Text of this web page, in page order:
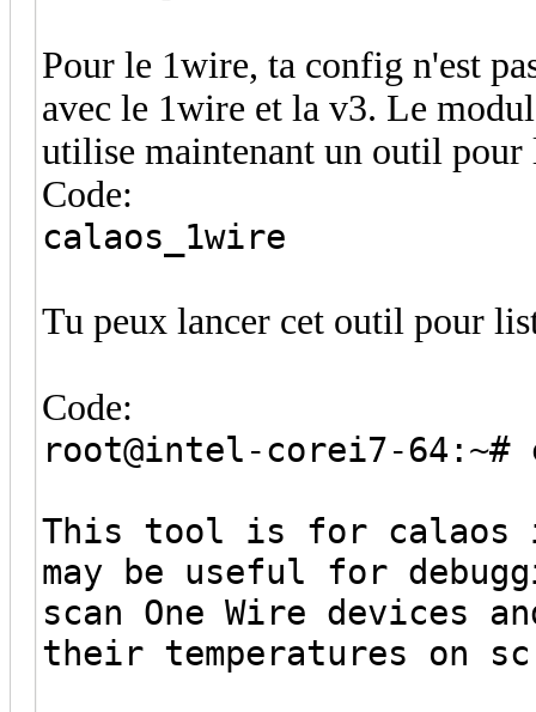
Pour le 1wire, ta config n'est
avec le 1wire et la v3. Le
utilise maintenant un outil pour
Code:
calaos_1wire
Tu peux lancer cet outil pour
Code:
root@intel-corei7-64:~#
This tool is for calaos
may be useful for
scan One Wire devices
their temperatures on